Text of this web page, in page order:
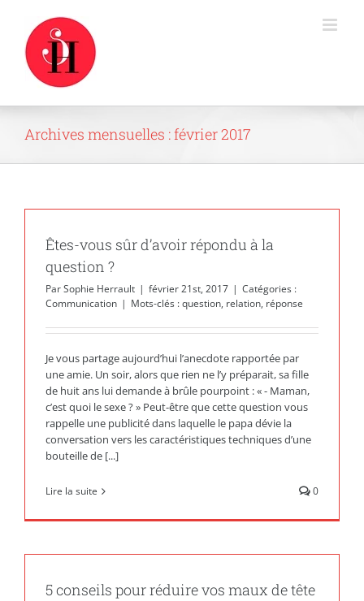
contenu
Archives mensuelles :février 2017
Êtes-vous sûr d’avoir répondu à la
question ?
ParSophie Herrault | février 21st, 2017 | Catégories :
Communication | Mots-clés :question, relation, réponse
Je vous partage aujourd’hui l’anecdote rapportée par
une amie. Un soir, alors que rien ne l’y préparait, sa fille
de huit ans lui demande à brûle pourpoint : « - Maman,
c’est quoi le sexe ? » Peut-être que cette question vous
rappelle une publicité dans laquelle le papa dévie la
conversation vers les caractéristiques techniques d’une
bouteille de [...]
Lire la suite 0
5 conseils pour réduire vos maux de tête